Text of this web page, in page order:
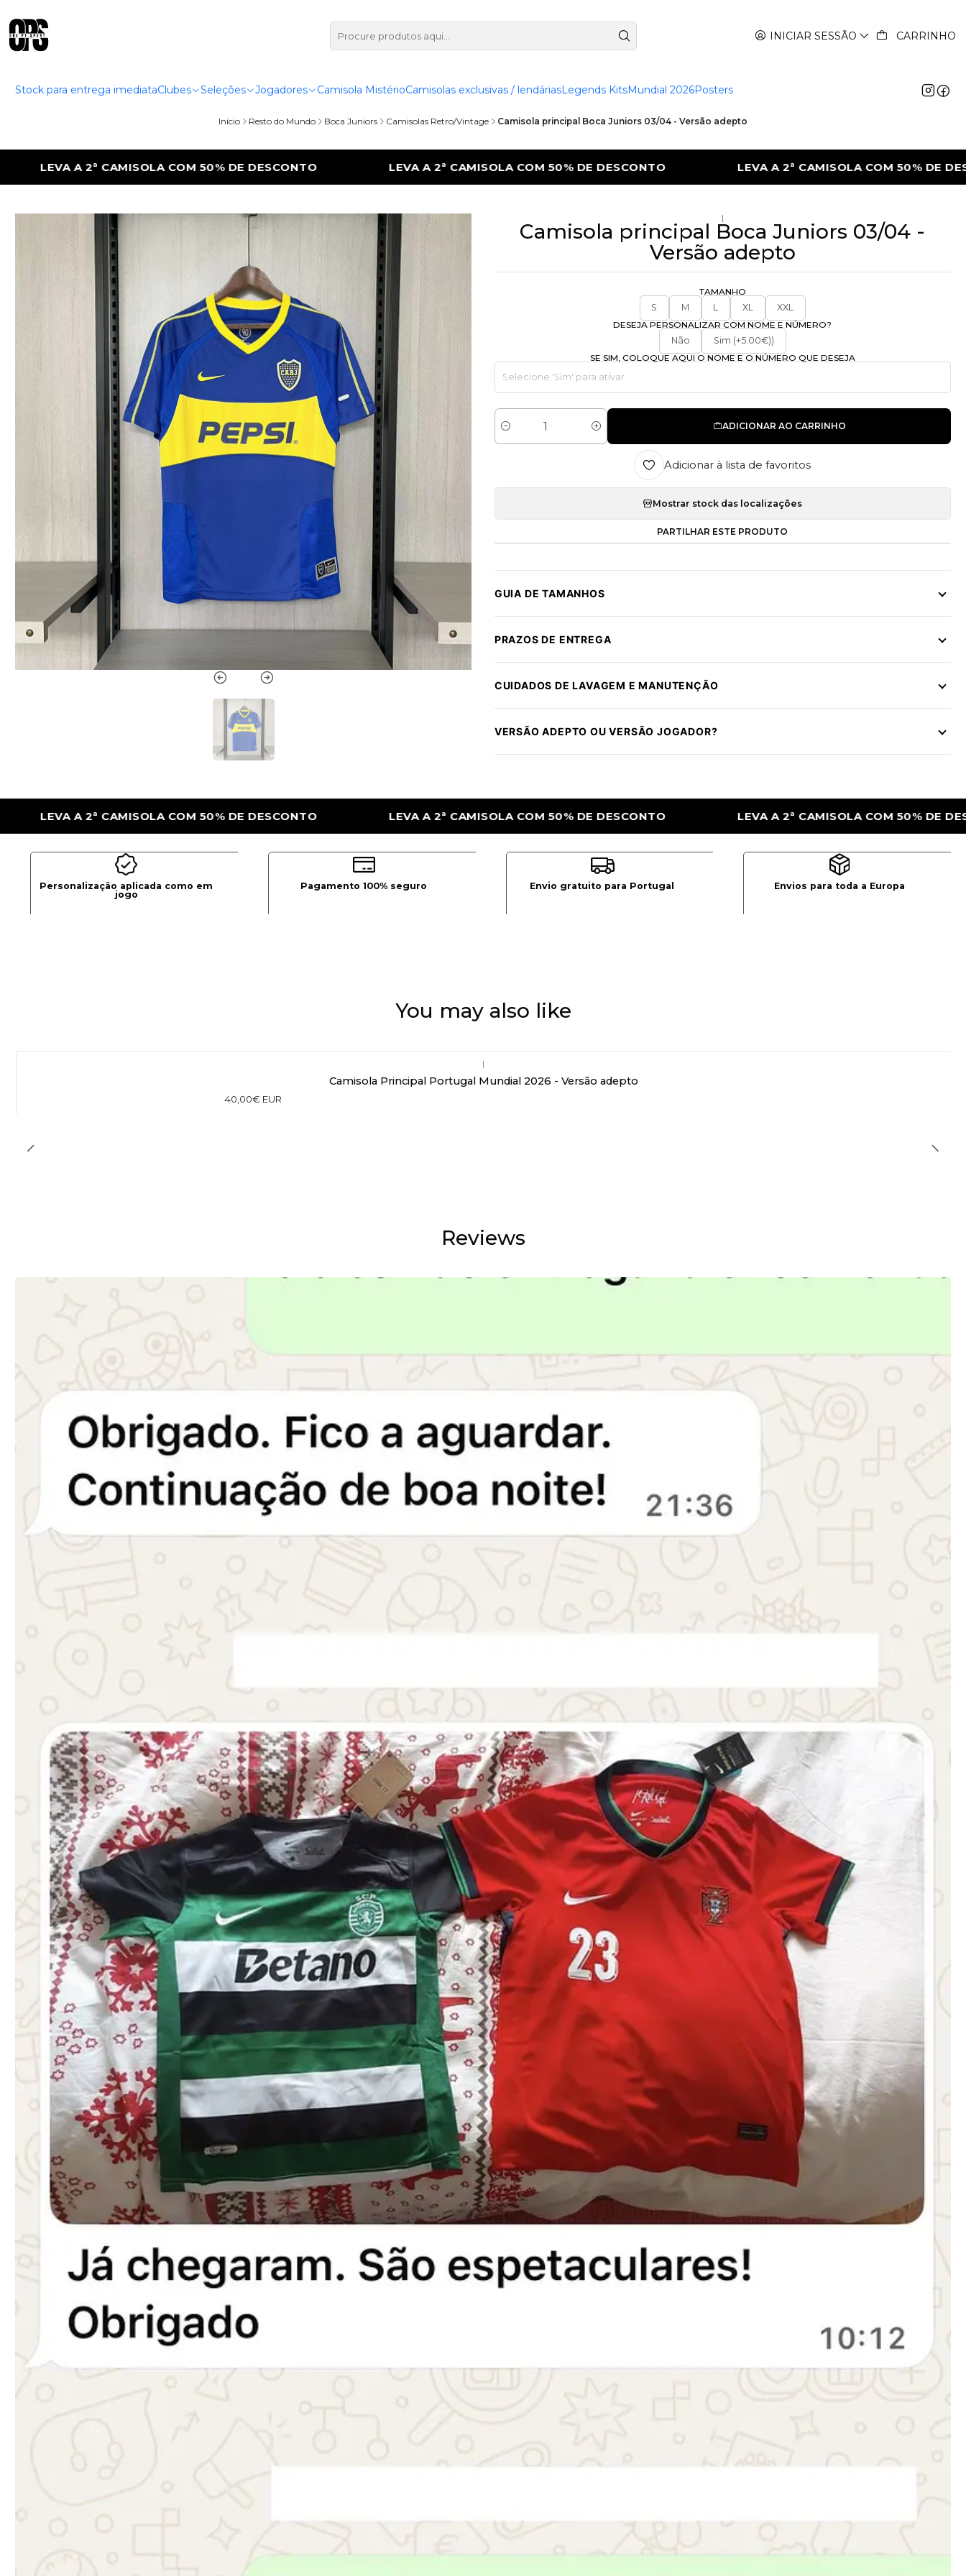
INICIAR SESSÃO CARRINHO
Stock para entrega imediataClubes Seleções Jogadores Camisola MistérioCamisolas exclusivas / lendáriasLegends KitsMundial 2026Posters
Início Resto do Mundo Boca Juniors Camisolas Retro/Vintage Camisola principal Boca Juniors 03/04 - Versão adepto
DESCONTO LEVA A 2ª CAMISOLA COM 50% DE DESCONTO LEVA A 2ª CAMISOLA COM 50% DE DESCONTO LEVA A 2ª
|
Camisola principal Boca Juniors 03/04 -
Versão adepto
TAMANHO
S
M L XL
XXL
DESEJA PERSONALIZAR COM NOME E NÚMERO?
Não
Sim (+5.00€))
SE SIM, COLOQUE AQUI O NOME E O NÚMERO QUE DESEJA
Quantidade
ADICIONAR AO CARRINHO
Adicionar à lista de favoritos
Mostrar stock das localizações
PARTILHAR ESTE PRODUTO
GUIA DE TAMANHOS
PRAZOS DE ENTREGA
CUIDADOS DE LAVAGEM E MANUTENÇÃO
VERSÃO ADEPTO OU VERSÃO JOGADOR?
DESCONTO LEVA A 2ª CAMISOLA COM 50% DE DESCONTO LEVA A 2ª CAMISOLA COM 50% DE DESCONTO LEVA A 2ª
Personalização aplicada como em
jogo
Pagamento 100% seguro Envio gratuito para Portugal Envios para toda a Europa
You may also like
|
Camisola Principal Portugal Mundial 2026 - Versão adepto
40,00€ EUR
Reviews